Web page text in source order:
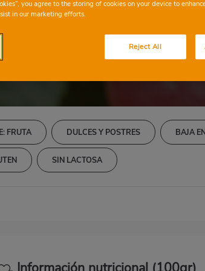
FRUTA DULCES Y POSTRES BAJA
SIN LACTOSA
you agree to the storing of cookies on your device to
in our marketing efforts.
Reject All